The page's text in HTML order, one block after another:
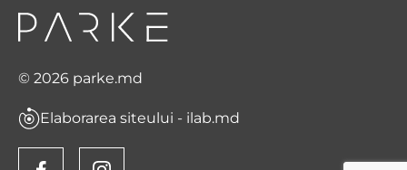
© 2026 parke.md
Elaborarea siteului - ilab.md